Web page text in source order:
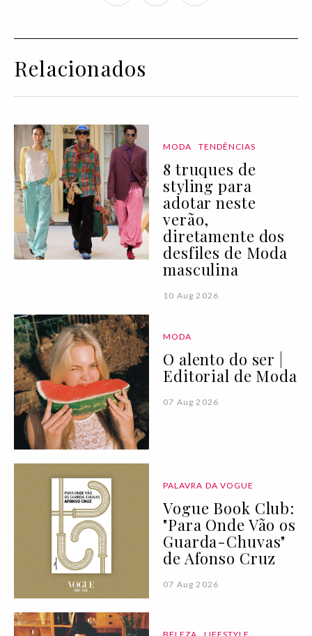
Relacionados
MODA TENDÊNCIAS
8 truques de
styling para
adotar neste
verão,
diretamente dos
desfiles de Moda
masculina
10 Aug 2026
MODA
O alento do ser |
Editorial de Moda
07 Aug 2026
PALAVRA DA VOGUE
Vogue Book Club:
"Para Onde Vão os
Guarda-Chuvas"
de Afonso Cruz
07 Aug 2026